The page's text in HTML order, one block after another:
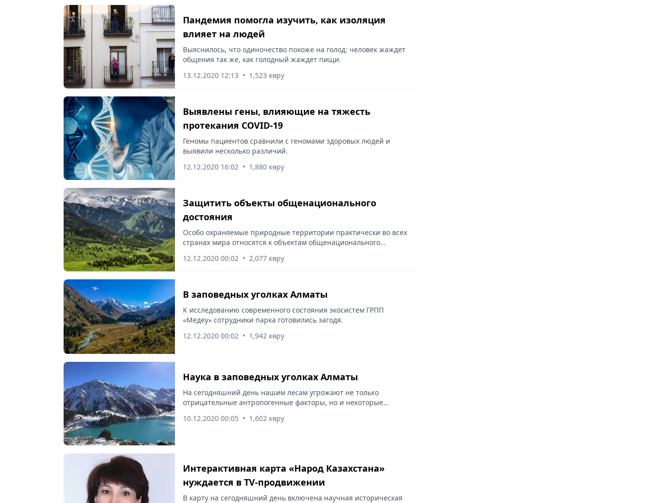
Пандемия помогла изучить, как изоляция
влияет на людей
Выяснилось, что одиночество похоже на голод: человек жаждет
общения так же, как голодный жаждет пищи.
13.12.2020 12:13 • 1,523 көру
Выявлены гены, влияющие на тяжесть
протекания COVID-19
Геномы пациентов сравнили с геномами здоровых людей и
выявили несколько различий.
12.12.2020 16:02 • 1,880 көру
Защитить объекты общенационального
достояния
Особо охраняемые природные территории практически во всех
странах мира относятся к объектам общенационального
12.12.2020 00:02 • 2,077 көру
В заповедных уголках Алматы
К исследованию современного состояния экосистем ГРПП
«Медеу» сотрудники парка готовились загодя.
12.12.2020 00:02 • 1,942 көру
Наука в заповедных уголках Алматы
На сегодняшний день нашим лесам угрожают не только
отрицательные антропогенные факторы, но и некоторые
10.12.2020 00:05 • 1,602 көру
Интерактивная карта «Народ Казахстана»
нуждается в ТV-продвижении
В карту на сегодняшний день включена научная историческая